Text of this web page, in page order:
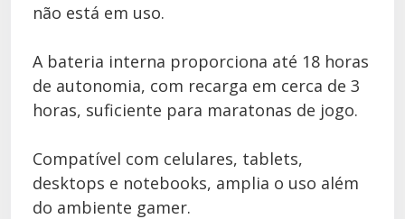
não está em uso.
A bateria interna proporciona até 18 horas
de autonomia, com recarga em cerca de 3
horas, suficiente para maratonas de jogo.
Compatível com celulares, tablets,
desktops e notebooks, amplia o uso além
do ambiente gamer.